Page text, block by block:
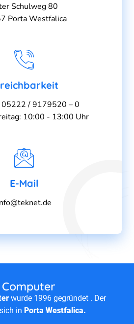
Schulweg 80
Porta Westfalica
/ 9179520 – 0
10:00 - 13:00 Uhr
E-Mail
wurde 1996 gegründet . Der
in Porta Westfalica.